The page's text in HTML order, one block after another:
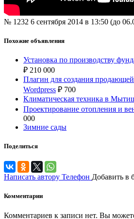
№ 1232 6 сентября 2014 в 13:50 (до
Похожие объявления
Установка по производству
₽ 210 000
Плагин для создания
Wordpress ₽ 700
Климатическая техника в
Проектирование отопления и
000
Зимние сады
Поделиться
Написать автору Телефон Добавить в
Комментарии
Комментариев к записи нет. Вы